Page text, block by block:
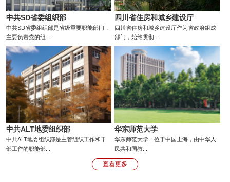
中共SD省委组织部
中共SD省委组织部是省级重要职能部门，
主要负责党的组...
四川省住房和城乡建设厅
四川省住房和城乡建设厅作为省政府组成
部门，始终贯彻...
中共ALT地委组织部
中共ALT地委组织部是主管组织工作和干
部工作的职能部...
华东师范大学
华东师范大学，位于中国上海，由中华人
民共和国教...
查看更多